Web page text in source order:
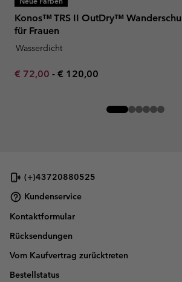
Konos™ TRS II OutDry™
für Frauen
Wasserdicht
Minimum sale price:
€ 72,00 - Maximum price:
€ 120,00
(+)43720880525
Kundenservice
Kontaktformular
Rücksendungen
Vom Kaufvertrag zurücktreten
Bestellstatus